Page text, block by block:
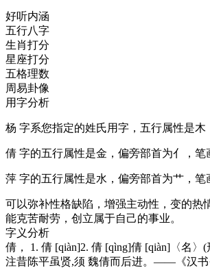
好听内涵
五行八字
生肖打分
星座打分
五格理数
周易卦像
用字分析
杨 字系您指定的姓氏用字，五行属性是木
倩 字的五行属性是金 ，偏旁部首为亻，
萍 字的五行属性是水 ，偏旁部首为艹，
可以弥补性格缺陷，增强主动性，变的热
能克苦耐劳，创立属于自己的事业。
字义分析
倩 ， 1. 倩 [qiàn]2. 倩 [qìng]倩 [qiàn]〈名
注昔陈平虽贤,须 魏倩而后进。——《汉书